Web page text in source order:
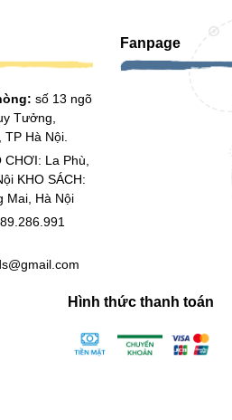
số 13 ngõ
Tưởng,
Hà Nội.
CHƠI: La Phù,
KHO SÁCH:
Mai, Hà Nội
Fanpage
Hình thức thanh toán